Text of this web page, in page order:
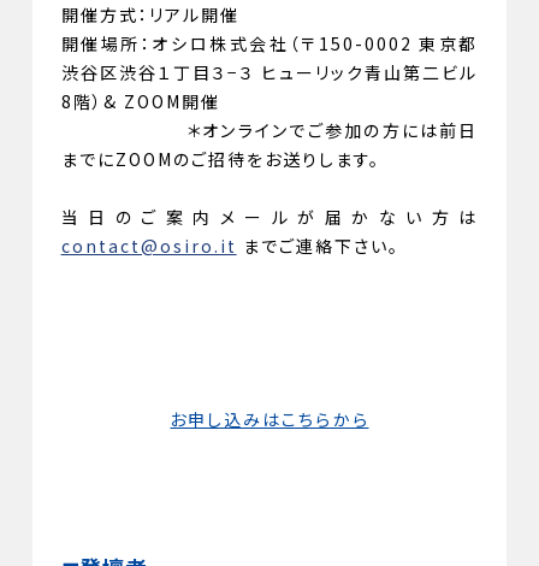
開催方式：リアル開催
開催場所：オシロ株式会社（〒150-0002 東京都
渋谷区渋谷１丁目３−３ ヒューリック青山第二ビル
8階）& ZOOM開催
＊オンラインでご参加の方には前日
までにZOOMのご招待をお送りします。
当日のご案内メールが届かない方は
contact@osiro.it までご連絡下さい。
お申し込みはこちらから